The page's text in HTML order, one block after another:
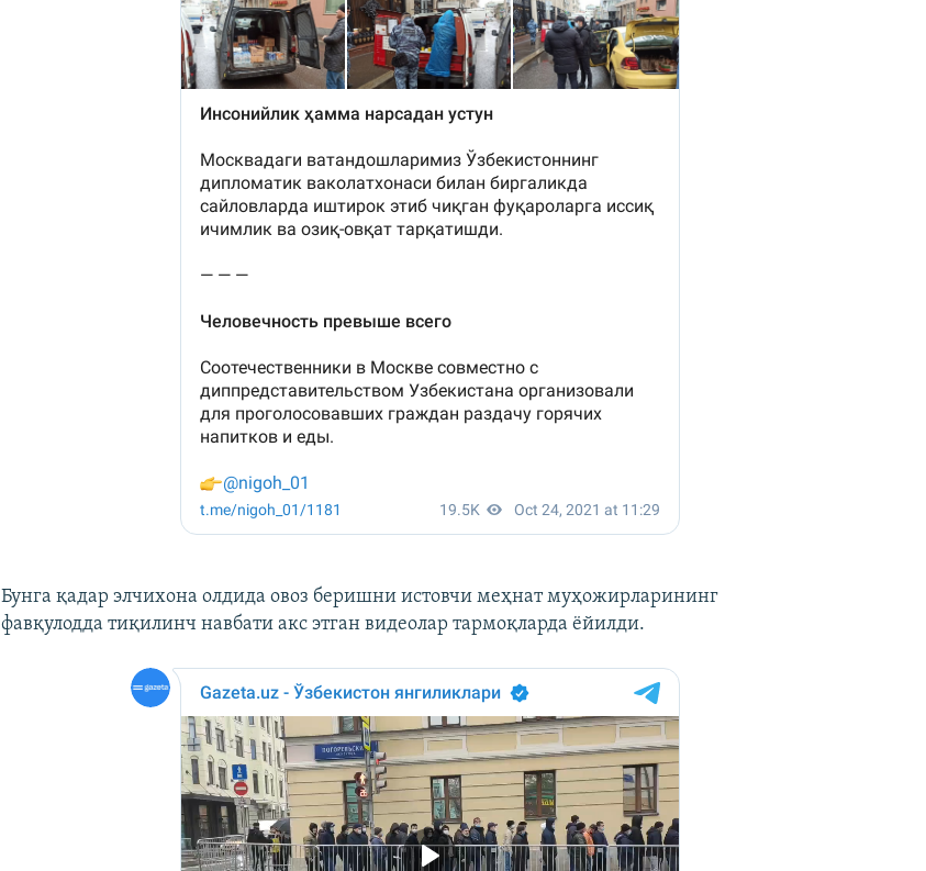
Бунга қадар элчихона олдида овоз беришни истовчи меҳнат муҳожирларининг
фавқулодда тиқилинч навбати акс этган видеолар тармоқларда ёйилди.